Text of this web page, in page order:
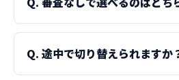
Q. 途中で切り替えられますか